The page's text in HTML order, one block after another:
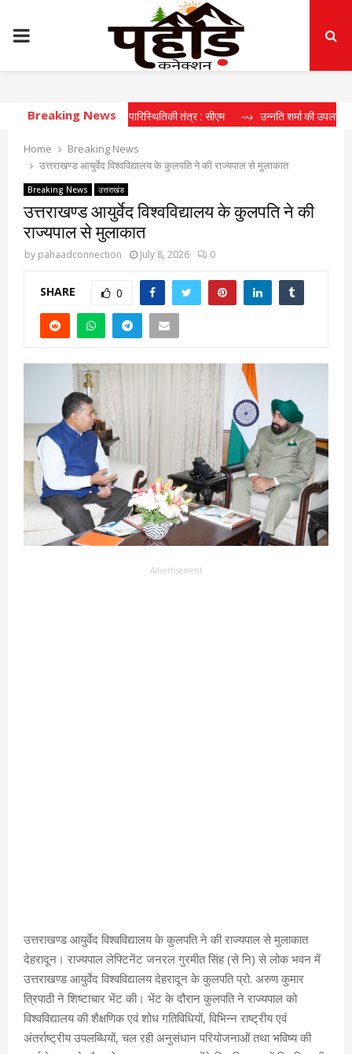
PRIMARY
MENU
Breaking News
रहा दीर्घकालिक खेल पारिस्थितिकी तंत्र : सीएम ⇝ उन्नति शर्मा की उपलब्धि
Home
Breaking News
उत्तराखण्ड आयुर्वेद विश्वविद्यालय के कुलपति ने की राज्यपाल से मुलाकात
Breaking News उत्तराखंड
उत्तराखण्ड आयुर्वेद विश्वविद्यालय के कुलपति ने की
राज्यपाल से मुलाकात
by pahaadconnection July 8, 2026 0
SHARE 0
Advertisement
उत्तराखण्ड आयुर्वेद विश्वविद्यालय के कुलपति ने की राज्यपाल से मुलाकात
देहरादून। राज्यपाल लेफ्टिनेंट जनरल गुरमीत सिंह (से नि) से लोक भवन में
उत्तराखण्ड आयुर्वेद विश्वविद्यालय देहरादून के कुलपति प्रो. अरुण कुमार
त्रिपाठी ने शिष्टाचार भेंट की। भेंट के दौरान कुलपति ने राज्यपाल को
विश्वविद्यालय की शैक्षणिक एवं शोध गतिविधियों, विभिन्न राष्ट्रीय एवं
अंतर्राष्ट्रीय उपलब्धियों, चल रही अनुसंधान परियोजनाओं तथा भविष्य की